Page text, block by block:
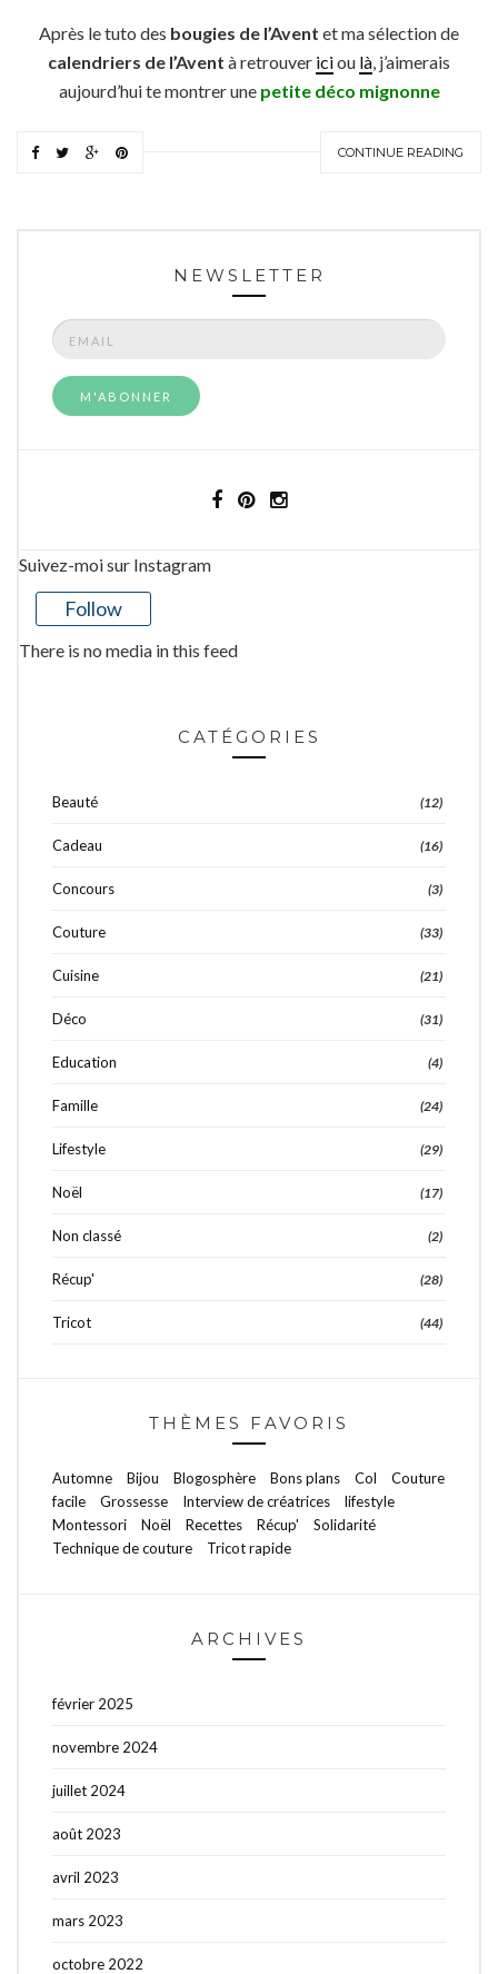
Après le tuto des bougies de l’Avent et ma sélection de
calendriers de l’Avent à retrouver iciou là, j’aimerais
aujourd’hui te montrer une petite déco mignonne
CONTINUE READING
NEWSLETTER
Suivez-moi sur Instagram
Follow
There is no media in this feed
CATÉGORIES
Beauté (12)
Cadeau (16)
Concours (3)
Couture (33)
Cuisine (21)
Déco (31)
Education (4)
Famille (24)
Lifestyle (29)
Noël (17)
Non classé (2)
Récup' (28)
Tricot (44)
THÈMES FAVORIS
Automne Bijou Blogosphère Bons plans Col
Couture
facile
Grossesse Interview de créatrices
lifestyle
Montessori
Noël Recettes Récup'
Solidarité
Technique de couture
Tricot rapide
ARCHIVES
février 2025
novembre 2024
juillet 2024
août 2023
avril 2023
mars 2023
octobre 2022